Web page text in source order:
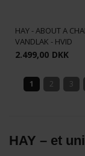
HAY - ABOUT A
VANDLAK - HVID
2.499,00 DKK
1 2 3
HAY – et